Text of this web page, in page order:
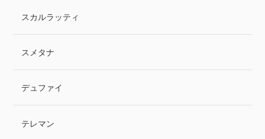
スカルラッティ
スメタナ
デュファイ
テレマン